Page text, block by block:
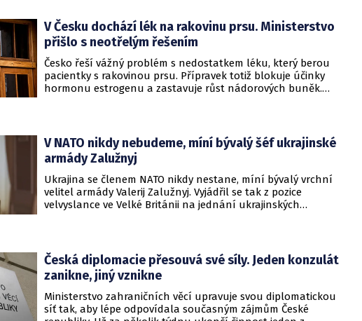
V Česku dochází lék na rakovinu prsu. Ministerstvo
přišlo s neotřelým řešením
Česko řeší vážný problém s nedostatkem léku, který berou
pacientky s rakovinou prsu. Přípravek totiž blokuje účinky
hormonu estrogenu a zastavuje růst nádorových buněk.
V NATO nikdy nebudeme, míní bývalý šéf ukrajinské
armády Zalužnyj
Ukrajina se členem NATO nikdy nestane, míní bývalý vrchní
velitel armády Valerij Zalužnyj. Vyjádřil se tak z pozice
velvyslance ve Velké Británii na jednání ukrajinských
Česká diplomacie přesouvá své síly. Jeden konzulát
zanikne, jiný vznikne
Ministerstvo zahraničních věcí upravuje svou diplomatickou
síť tak, aby lépe odpovídala současným zájmům České